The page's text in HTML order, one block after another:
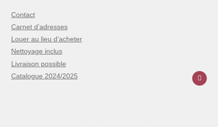
Contact
Carnet d’adresses
Louer au lieu d’acheter
Nettoyage inclus
Livraison possible
Catalogue 2024/2025